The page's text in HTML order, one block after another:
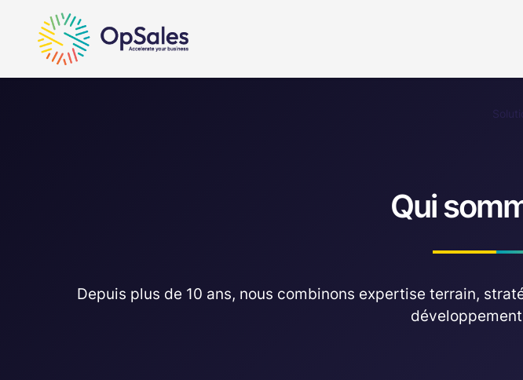
Aller au contenu
Qui
Depuis plus de 10 ans, nous combinons expertise terrain,